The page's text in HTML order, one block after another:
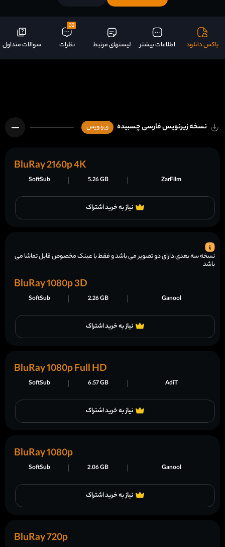
باکس دانلود اطلاعات بیشتر لیستهای مرتبط
32
نظرات سوالات متداول
نسخه زیرنویس فارسی چسبیده زیرنویس
نیاز به خرید اشتراک
ZarFilm
5.26 GB
SoftSub
BluRay 2160p 4K
نیاز به خرید اشتراک
Ganool
2.26 GB
SoftSub
BluRay 1080p 3D
نسخه سه بعدی دارای دو تصویر می باشد و فقط با عینک مخصوص قابل تماشا می
باشد
نیاز به خرید اشتراک
AdiT
6.57 GB
SoftSub
BluRay 1080p Full HD
نیاز به خرید اشتراک
Ganool
2.06 GB
SoftSub
BluRay 1080p
BluRay 720p